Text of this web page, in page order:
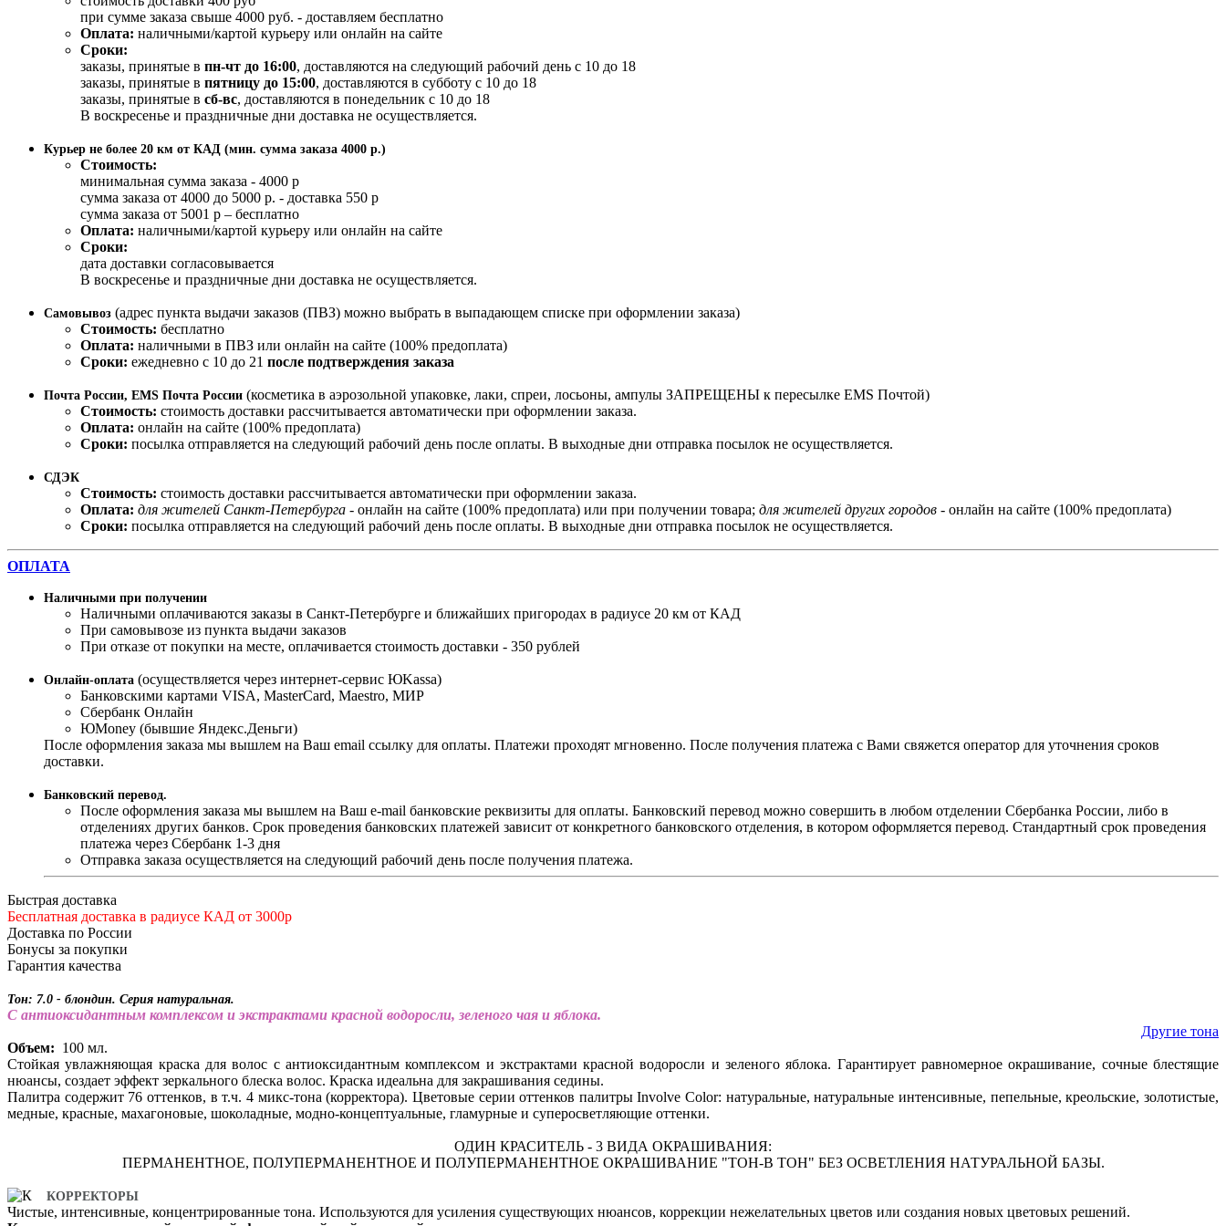
при сумме заказа свыше 4000 руб. - доставляем бесплатно
Оплата: наличными/картой курьеру или онлайн на сайте
Сроки:
заказы, принятые в пн-чт до 16:00, доставляются на следующий рабочий день с 10 до 18
заказы, принятые в пятницу до 15:00, доставляются в субботу с 10 до 18
заказы, принятые в сб-вс, доставляются в понедельник с 10 до 18
В воскресенье и праздничные дни доставка не осуществляется.
Курьер не более 20 км от КАД (мин. сумма заказа 4000 р.)
Стоимость:
минимальная сумма заказа - 4000 р
сумма заказа от 4000 до 5000 р. - доставка 550 р
сумма заказа от 5001 р – бесплатно
Оплата: наличными/картой курьеру или онлайн на сайте
Сроки:
дата доставки согласовывается
В воскресенье и праздничные дни доставка не осуществляется.
Самовывоз (адрес пункта выдачи заказов (ПВЗ) можно выбрать в выпадающем списке при оформлении заказа)
Стоимость: бесплатно
Оплата: наличными в ПВЗ или онлайн на сайте (100% предоплата)
Сроки: ежедневно с 10 до 21 после подтверждения заказа
Почта России, EMS Почта России (косметика в аэрозольной упаковке, лаки, спреи, лосьоны, ампулы ЗАПРЕЩЕНЫ к пересылке EMS Почтой)
Стоимость: стоимость доставки рассчитывается автоматически при оформлении заказа.
Оплата: онлайн на сайте (100% предоплата)
Сроки: посылка отправляется на следующий рабочий день после оплаты. В выходные дни отправка посылок не осуществляется.
СДЭК
Стоимость: стоимость доставки рассчитывается автоматически при оформлении заказа.
Оплата: для жителей Санкт-Петербурга - онлайн на сайте (100% предоплата) или при получении товара; для жителей других городов - онлайн на сайте (100% предоплата)
Сроки: посылка отправляется на следующий рабочий день после оплаты. В выходные дни отправка посылок не осуществляется.
ОПЛАТА
Наличными при получении
Наличными оплачиваются заказы в Санкт-Петербурге и ближайших пригородах в радиусе 20 км от КАД
При самовывозе из пункта выдачи заказов
При отказе от покупки на месте, оплачивается стоимость доставки - 350 рублей
Онлайн-оплата (осуществляется через интернет-сервис ЮKassa)
Банковскими картами VISA, MasterСard, Maestro, МИР
Сбербанк Онлайн
ЮMoney (бывшие Яндекс.Деньги)
После оформления заказа мы вышлем на Ваш email ссылку для оплаты. Платежи проходят мгновенно. После получения платежа с Вами свяжется оператор для уточнения сроков
доставки.
Банковский перевод.
После оформления заказа мы вышлем на Ваш e-mail банковские реквизиты для оплаты. Банковский перевод можно совершить в любом отделении Сбербанка России, либо в
отделениях других банков. Срок проведения банковских платежей зависит от конкретного банковского отделения, в котором оформляется перевод. Стандартный срок проведения
платежа через Сбербанк 1-3 дня
Отправка заказа осуществляется на следующий рабочий день после получения платежа.
Быстрая доставка
Бесплатная доставка в радиусе КАД от 3000р
Доставка по России
Бонусы за покупки
Гарантия качества
Тон: 7.0 - блондин. Серия натуральная.
С антиоксидантным комплексом и экстрактами красной водоросли, зеленого чая и яблока.
Другие тона
Объем: 100 мл.
Стойкая увлажняющая краска для волос с антиоксидантным комплексом и экстрактами красной водоросли и зеленого яблока. Гарантирует равномерное окрашивание, сочные блестящие
нюансы, создает эффект зеркального блеска волос. Краска идеальна для закрашивания седины.
Палитра содержит 76 оттенков, в т.ч. 4 микс-тона (корректора). Цветовые серии оттенков палитры Involve Color: натуральные, натуральные интенсивные, пепельные, креольские, золотистые,
медные, красные, махагоновые, шоколадные, модно-концептуальные, гламурные и суперосветляющие оттенки.
ОДИН КРАСИТЕЛЬ - 3 ВИДА ОКРАШИВАНИЯ:
ПЕРМАНЕНТНОЕ, ПОЛУПЕРМАНЕНТНОЕ И ПОЛУПЕРМАНЕНТНОЕ ОКРАШИВАНИЕ "ТОН-В ТОН" БЕЗ ОСВЕТЛЕНИЯ НАТУРАЛЬНОЙ БАЗЫ.
КОРРЕКТОРЫ
Чистые, интенсивные, концентрированные тона. Используются для усиления существующих нюансов, коррекции нежелательных цветов или создания новых цветовых решений.